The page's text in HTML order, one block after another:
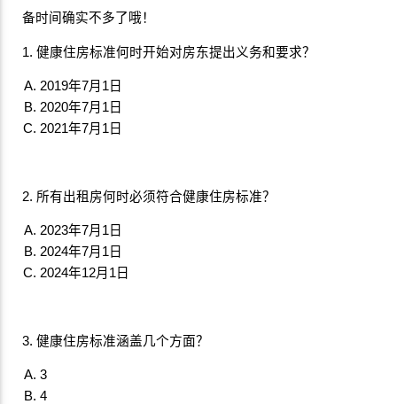
备时间确实不多了哦！
1. 健康住房标准何时开始对房东提出义务和要求？
2019年7月1日
2020年7月1日
2021年7月1日
2. 所有出租房何时必须符合健康住房标准？
2023年7月1日
2024年7月1日
2024年12月1日
3. 健康住房标准涵盖几个方面？
3
4